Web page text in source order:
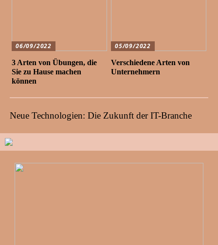
06/09/2022
3 Arten von Übungen, die
Sie zu Hause machen
können
05/09/2022
Verschiedene Arten von
Unternehmern
Neue Technologien: Die Zukunft der IT-Branche